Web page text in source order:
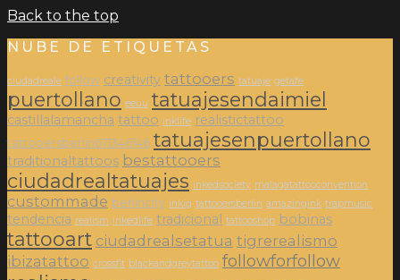
Back to the top
NUBE DE ETIQUETAS
ciudadreale follow creativity tattooers tatuaje getafe
puertollano eeuu tatuajesendaimiel
castillalamancha tattoo inklife realistictattoo
tattooersberlin671346146 tatuajesenpuertollano
traditionaltattoos bestattooers
ciudadrealtatuajes inkedsociety malagatattooconvention
custommade berlincity inkig tattooersberlin amazingink trapmusic
tendencia realism inkedlife tradicional tattooshop bobinas
tattooart ciudadrealsetatua tigrerealismo
ibizatattoo crossfit blackandgreytattoo followforfollow